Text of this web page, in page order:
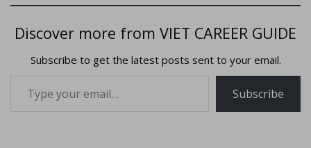
Discover more from VIET CAREER GUIDE
Subscribe to get the latest posts sent to your email.
Subscribe